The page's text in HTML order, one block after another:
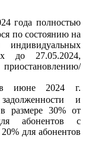
года полностью
по состоянию на
до 27.05.2024,
в июне 2024 г.
и
размере 30% от
абонентов с
для абонентов